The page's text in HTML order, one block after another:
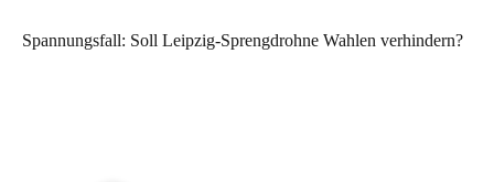
Spannungsfall: Soll Leipzig-Sprengdrohne Wahlen verhindern?